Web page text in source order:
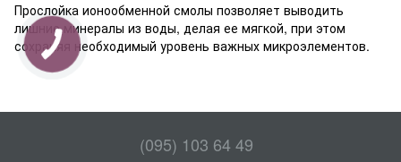
Прослойка ионообменной смолы позволяет выводить
лишние минералы из воды, делая ее мягкой, при этом
сохраняя необходимый уровень важных микроэлементов.
(095) 103 64 49